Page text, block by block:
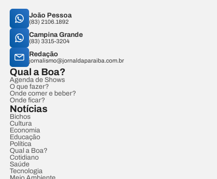
João Pessoa
(83) 2106.1892
Campina Grande
(83) 3315-3204
Redação
jornalismo@jornaldaparaiba.com.br
Qual a Boa?
Agenda de Shows
O que fazer?
Onde comer e beber?
Onde ficar?
Notícias
Bichos
Cultura
Economia
Educação
Política
Qual a Boa?
Cotidiano
Saúde
Tecnologia